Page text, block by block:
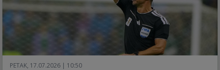
PETAK, 17.07.2026 | 10:50